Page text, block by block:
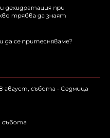
дехидратация при
трябва да знаят
да се притесняваме?
август, събота - Седмица
събота